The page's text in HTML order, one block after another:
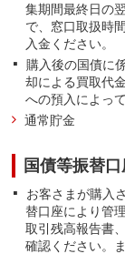
集期間最終日の
で、窓口取扱時
入金ください。
購入後の国債に
却による買取代
への預入によっ
通常貯金
国債等振替
お客さまが購入
替口座により管
取引残高報告書
確認ください。